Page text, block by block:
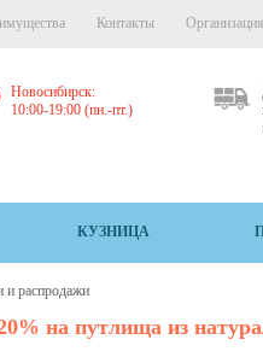
Контакты
Новосибирск:
10:00-19:00 (пн.-пт.)
КУЗНИЦА
и распродажи
на путлища из